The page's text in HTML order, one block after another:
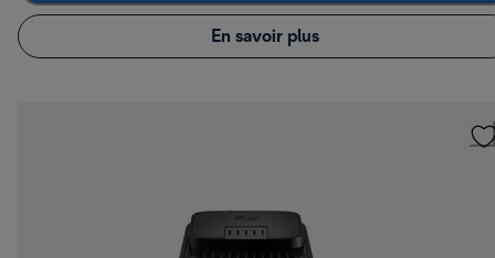
En savoir plus